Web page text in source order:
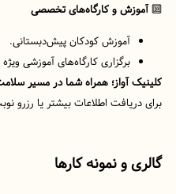
🔟آموزش و کارگاه‌های تخصصی
آموزش کودکان پیش‌دبستانی.
برگزاری کارگاه‌های آموزشی
کلینیک آواز؛ همراه شما در مسیر
برای دریافت اطلاعات بیشتر یا رزرو
گالری و نمونه کارها